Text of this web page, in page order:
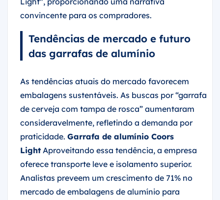
convincente para os compradores.
Tendências de mercado e futuro
das garrafas de alumínio
As tendências atuais do mercado favorecem
embalagens sustentáveis. As buscas por “garrafa
de cerveja com tampa de rosca” aumentaram
consideravelmente, refletindo a demanda por
praticidade. Garrafa de alumínio Coors
Light Aproveitando essa tendência, a empresa
oferece transporte leve e isolamento superior.
Analistas preveem um crescimento de 71% no
mercado de embalagens de alumínio para